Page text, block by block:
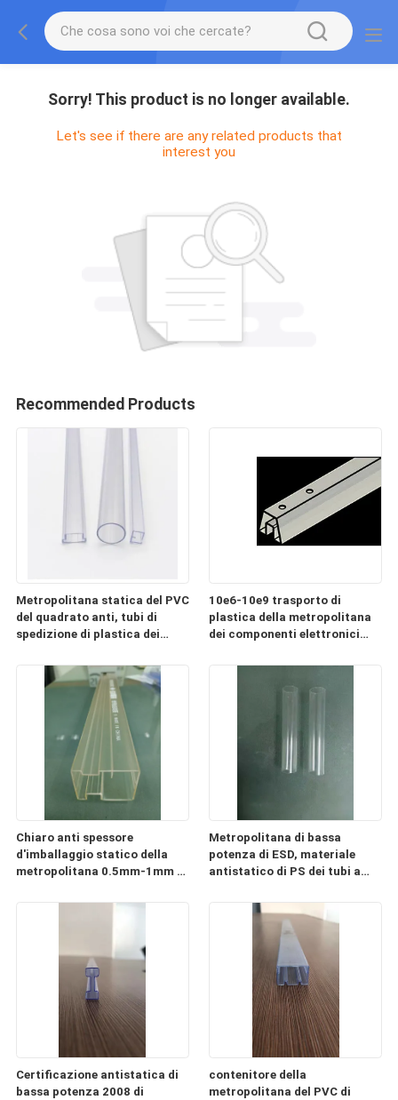
Sorry! This product is no longer available.
Let's see if there are any related products that
interest you
Recommended Products
Metropolitana statica del PVC
del quadrato anti, tubi di
spedizione di plastica dei
10e6-10e9 trasporto di
plastica della metropolitana
dei componenti elettronici
Chiaro anti spessore
d'imballaggio statico della
metropolitana 0.5mm-1mm di
metropolitana
Metropolitana di bassa
potenza di ESD, materiale
antistatico di PS dei tubi a
Certificazione antistatica di
bassa potenza 2008 di
contenitore della
metropolitana del PVC di